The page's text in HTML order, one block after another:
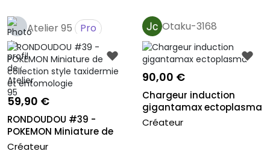
Atelier 95 Pro
59,90 €
RONDOUDOU #39 -
POKEMON Miniature de
collection st...
Créateur
Otaku-3168
90,00 €
Chargeur induction
gigantamax ectoplasma
Créateur